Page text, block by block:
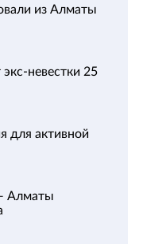
из Алматы
невестки 25
для активной
Алматы